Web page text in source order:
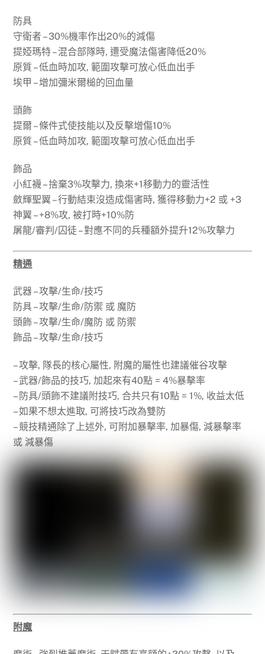
防具
守衛者 – 30%機率作出20%的減傷
提婭瑪特 – 混合部隊時, 遭受魔法傷害降低20%
原質 – 低血時加攻, 範圍攻擊可放心低血出手
埃甲 – 增加彌米爾槌的回血量
頭飾
提爾 – 條件式使技能以及反擊增傷10%
原質 – 低血時加攻, 範圍攻擊可放心低血出手
飾品
小紅襪 – 捨棄3%攻擊力, 換來+1移動力的靈活性
斂輝聖翼 – 行動結束沒造成傷害時, 獲得移動力+2 或 +3
神翼 – +8%攻, 被打時+10%防
屠龍/審判/囚徒 – 對應不同的兵種額外提升12%攻擊力
精通
武器 – 攻擊/生命/技巧
防具 – 攻擊/生命/防禦 或 魔防
頭飾 – 攻擊/生命/魔防 或 防禦
飾品 – 攻擊/生命/技巧
– 攻擊, 隊長的核心屬性, 附魔的屬性也建議催谷攻擊
– 武器/飾品的技巧, 加起來有40點 = 4%暴擊率
– 防具/頭飾不建議附技巧, 合共只有10點 = 1%, 收益太低
– 如果不想太進取, 可將技巧改為雙防
– 競技精通除了上述外, 可附加暴擊率, 加暴傷, 減暴擊率
或 減暴傷
附魔